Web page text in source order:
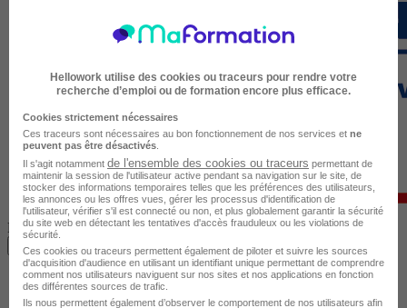
Formation finançable avec votre compte CPF
Je m’inscris à cette formation
Hellowork utilise des cookies ou traceurs pour rendre votre
recherche d’emploi ou de formation encore plus efficace.
Cookies strictement nécessaires
Ces traceurs sont nécessaires au bon fonctionnement de nos services et ne
peuvent pas être désactivés
Il s'agit notamment de l'ensemble des cookies ou traceurs permettant de
maintenir la session de l'utilisateur active pendant sa navigation sur le site, de
stocker des informations temporaires telles que les préférences des utilisateurs,
les annonces ou les offres vues, gérer les processus d'identification de
l'utilisateur, vérifier s'il est connecté ou non, et plus globalement garantir la sécurité
du site web en détectant les tentatives d'accès frauduleux ou les violations de
sécurité.
Ces cookies ou traceurs permettent également de piloter et suivre les sources
d'acquisition d'audience en utilisant un identifiant unique permettant de comprendre
comment nos utilisateurs naviguent sur nos sites et nos applications en fonction
des différentes sources de trafic.
Ils nous permettent également d’observer le comportement de nos utilisateurs afin